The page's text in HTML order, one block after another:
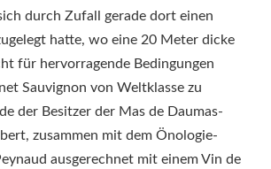
durch Zufall gerade dort einen
hatte, wo eine 20 Meter dicke
für hervorragende Bedingungen
Sauvignon von Weltklasse zu
der Besitzer der Mas de Daumas-
zusammen mit dem Önologie-
ausgerechnet mit einem Vin de